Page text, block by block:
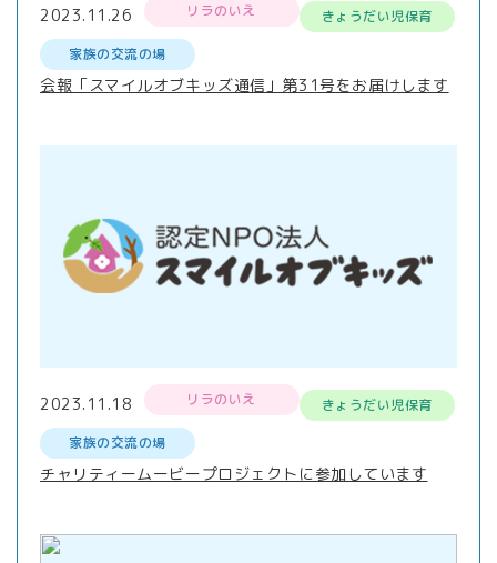
2023.11.26 リラのいえ
きょうだい児保育
家族の交流の場
会報「スマイルオブキッズ通信」第31号をお届けします
2023.11.18 リラのいえ
きょうだい児保育
家族の交流の場
チャリティームービープロジェクトに参加しています